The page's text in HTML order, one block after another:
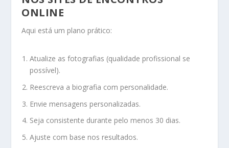
ONLINE
Aqui está um plano prático:
Atualize as fotografias (qualidade profissional se
possível).
Reescreva a biografia com personalidade.
Envie mensagens personalizadas.
Seja consistente durante pelo menos 30 dias.
Ajuste com base nos resultados.